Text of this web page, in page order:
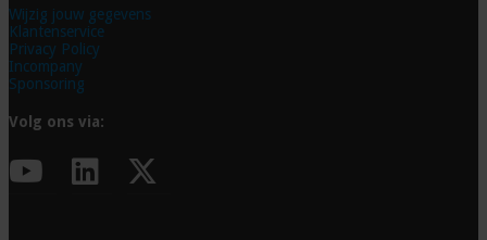
Wijzig jouw gegevens
Klantenservice
Privacy Policy
Incompany
Sponsoring
Volg ons via: